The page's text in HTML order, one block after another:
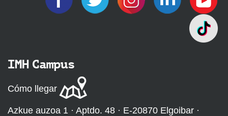
IMH Campus
Cómo llegar
Azkue auzoa 1 · Aptdo. 48 · E-20870 Elgoibar ·